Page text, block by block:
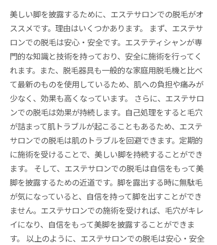
美しい脚を披露するために、エステサロンでの脱毛がオ
ススメです。理由はいくつかあります。 まず、エステサ
ロンでの脱毛は安心・安全です。エステティシャンが専
門的な知識と技術を持っており、安全に施術を行ってく
れます。また、脱毛器具も一般的な家庭用脱毛機と比べ
て最新のものを使用しているため、肌への負担や痛みが
少なく、効果も高くなっています。 さらに、エステサロ
ンでの脱毛は効果が持続します。自己処理をすると毛穴
が詰まって肌トラブルが起こることもあるため、エステ
サロンでの脱毛は肌のトラブルを回避できます。定期的
に施術を受けることで、美しい脚を持続することができ
ます。 そして、エステサロンでの脱毛は自信をもって美
脚を披露するための近道です。脚を露出する時に無駄毛
が気になっていると、自信を持って脚を出すことができ
ません。エステサロンでの施術を受ければ、毛穴がキレ
イになり、自信をもって美脚を披露することができま
す。 以上のように、エステサロンでの脱毛は安心・安全